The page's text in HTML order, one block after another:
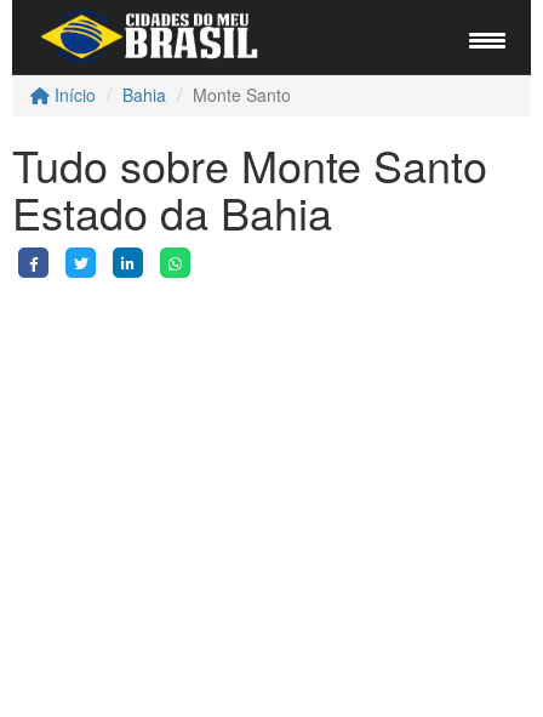
Início Bahia Monte Santo
Tudo sobre Monte Santo
Estado da Bahia